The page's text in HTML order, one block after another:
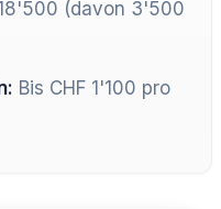
(davon 3'500
Bis CHF 1'100 pro